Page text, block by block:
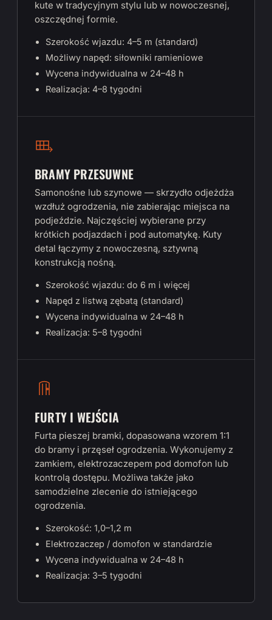
kute w tradycyjnym stylu lub w nowoczesnej,
oszczędnej formie.
Szerokość wjazdu: 4–5 m (standard)
Możliwy napęd: siłowniki ramieniowe
Wycena indywidualna w 24–48 h
Realizacja: 4–8 tygodni
BRAMY PRZESUWNE
Samonośne lub szynowe — skrzydło odjeżdża
wzdłuż ogrodzenia, nie zabierając miejsca na
podjeździe. Najczęściej wybierane przy
krótkich podjazdach i pod automatykę. Kuty
detal łączymy z nowoczesną, sztywną
konstrukcją nośną.
Szerokość wjazdu: do 6 m i więcej
Napęd z listwą zębatą (standard)
Wycena indywidualna w 24–48 h
Realizacja: 5–8 tygodni
FURTY I WEJŚCIA
Furta pieszej bramki, dopasowana wzorem 1:1
do bramy i przęseł ogrodzenia. Wykonujemy z
zamkiem, elektrozaczepem pod domofon lub
kontrolą dostępu. Możliwa także jako
samodzielne zlecenie do istniejącego
ogrodzenia.
Szerokość: 1,0–1,2 m
Elektrozaczep / domofon w standardzie
Wycena indywidualna w 24–48 h
Realizacja: 3–5 tygodni